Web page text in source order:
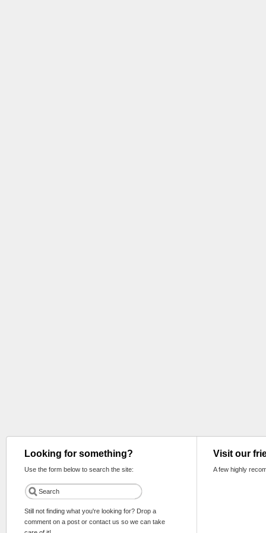
Looking for something?
Use the form below to search the site:
Still not finding what you're looking for? Drop a
comment on a post or contact us so we can take
Visit our
A few highly